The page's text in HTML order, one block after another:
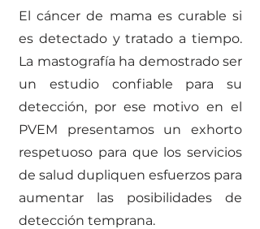
El cáncer de mama es curable si
es detectado y tratado a tiempo.
La mastografía ha demostrado ser
un estudio confiable para su
detección, por ese motivo en el
PVEM presentamos un exhorto
respetuoso para que los servicios
de salud dupliquen esfuerzos para
aumentar las posibilidades de
detección temprana.